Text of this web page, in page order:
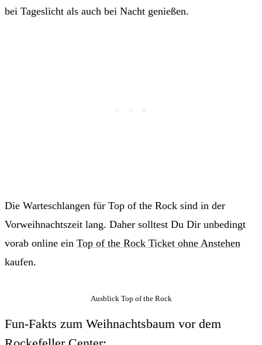
bei Tageslicht als auch bei Nacht genießen.
Die Warteschlangen für Top of the Rock sind in der
Vorweihnachtszeit lang. Daher solltest Du Dir unbedingt
vorab online ein Top of the Rock Ticket ohne Anstehen
kaufen.
Ausblick Top of the Rock
Fun-Fakts zum Weihnachtsbaum vor dem